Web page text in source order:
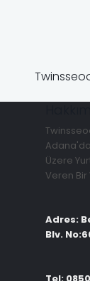
Üzere
Veren Bir
Adres:
Blv.